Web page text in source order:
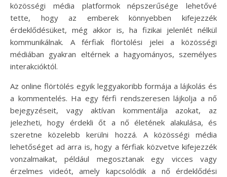
közösségi média platformok népszerűsége lehetővé
tette, hogy az emberek könnyebben kifejezzék
érdeklődésüket, még akkor is, ha fizikai jelenlét nélkül
kommunikálnak. A férfiak flörtölési jelei a közösségi
médiában gyakran eltérnek a hagyományos, személyes
interakcióktól.
Az online flörtölés egyik leggyakoribb formája a lájkolás és
a kommentelés. Ha egy férfi rendszeresen lájkolja a nő
bejegyzéseit, vagy aktívan kommentálja azokat, az
jelezheti, hogy érdekli őt a nő életének alakulása, és
szeretne közelebb kerülni hozzá. A közösségi média
lehetőséget ad arra is, hogy a férfiak közvetve kifejezzék
vonzalmaikat, például megosztanak egy vicces vagy
érzelmes videót, amely kapcsolódik a nő érdeklődési